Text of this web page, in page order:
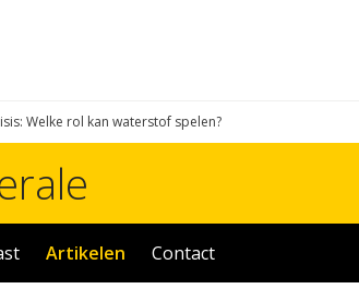
Welke rol kan waterstof spelen?
Artikelen Contact